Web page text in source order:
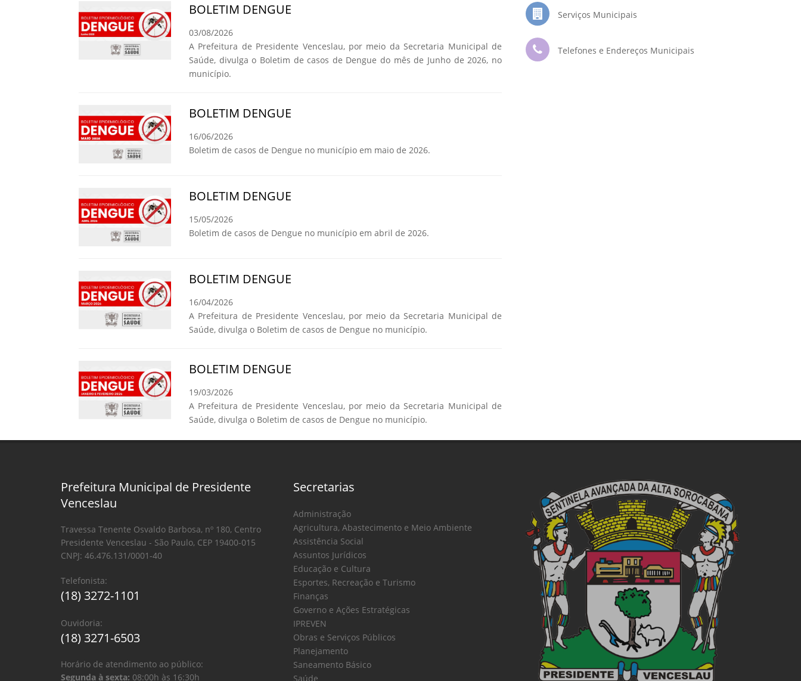
BOLETIM DENGUE
03/08/2026
A Prefeitura de Presidente Venceslau, por meio da Secretaria Municipal de
Saúde, divulga o Boletim de casos de Dengue do mês de Junho de 2026, no
município.
BOLETIM DENGUE
16/06/2026
Boletim de casos de Dengue no município em maio de 2026.
BOLETIM DENGUE
15/05/2026
Boletim de casos de Dengue no município em abril de 2026.
BOLETIM DENGUE
16/04/2026
A Prefeitura de Presidente Venceslau, por meio da Secretaria Municipal de
Saúde, divulga o Boletim de casos de Dengue no município.
BOLETIM DENGUE
19/03/2026
A Prefeitura de Presidente Venceslau, por meio da Secretaria Municipal de
Saúde, divulga o Boletim de casos de Dengue no município.
Serviços Municipais
Telefones e Endereços Municipais
Prefeitura Municipal de Presidente
Venceslau
Travessa Tenente Osvaldo Barbosa, nº 180, Centro
Presidente Venceslau - São Paulo, CEP 19400-015
CNPJ: 46.476.131/0001-40
Telefonista:
(18) 3272-1101
Ouvidoria:
(18) 3271-6503
Horário de atendimento ao público:
Segunda à sexta: 08:00h às 16:30h
Secretarias
Administração
Agricultura, Abastecimento e Meio Ambiente
Assistência Social
Assuntos Jurídicos
Educação e Cultura
Esportes, Recreação e Turismo
Finanças
Governo e Ações Estratégicas
IPREVEN
Obras e Serviços Públicos
Planejamento
Saneamento Básico
Saúde